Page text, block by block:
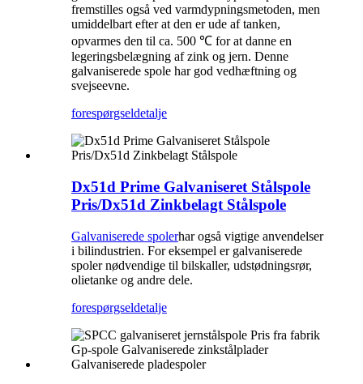
fremstilles også ved varmdypningsmetoden, men
umiddelbart efter at den er ude af tanken,
opvarmes den til ca. 500 ℃ for at danne en
legeringsbelægning af zink og jern. Denne
galvaniserede spole har god vedhæftning og
svejseevne.
forespørgseldetalje
Dx51d Prime Galvaniseret Stålspole
Pris/Dx51d Zinkbelagt Stålspole
Galvaniserede spolerhar også vigtige anvendelser
i bilindustrien. For eksempel er galvaniserede
spoler nødvendige til bilskaller, udstødningsrør,
olietanke og andre dele.
forespørgseldetalje